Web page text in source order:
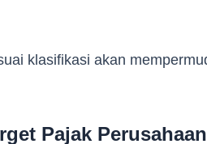
klasifikasi akan
Pajak Perusahaan